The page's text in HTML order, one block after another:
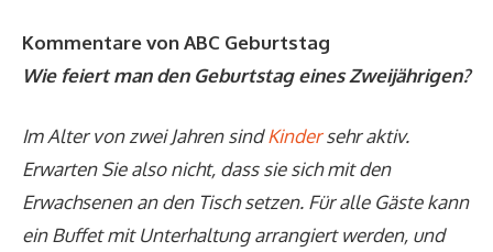
Kommentare von ABC Geburtstag
Wie feiert man den Geburtstag eines Zweijährigen?
Im Alter von zwei Jahren sindKindersehr aktiv.
Erwarten Sie also nicht, dass sie sich mit den
Erwachsenen an den Tisch setzen. Für alle Gäste kann
ein Buffet mit Unterhaltung arrangiert werden, und